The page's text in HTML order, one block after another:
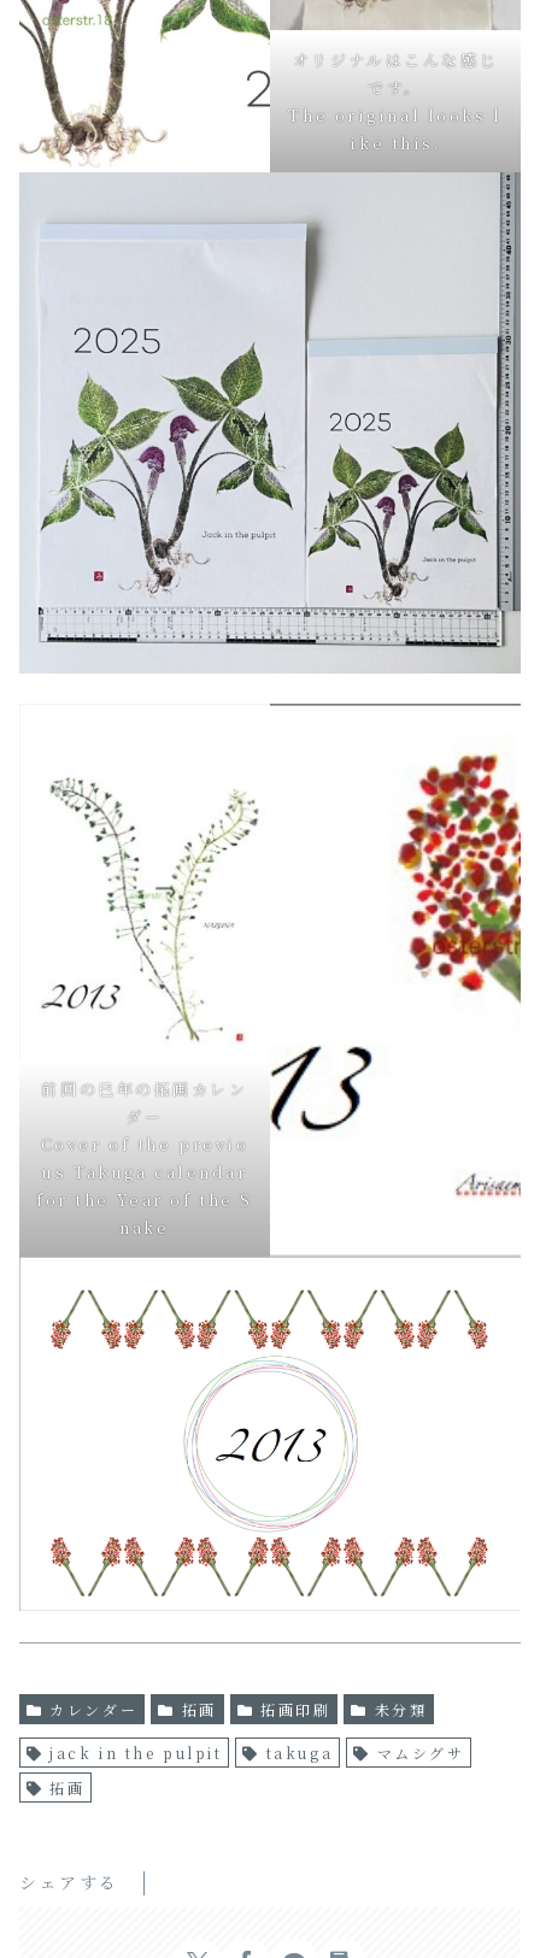
オリジナルはこんな感じ
です。
The original looks l
ike this.
前回の巳年の拓画カレン
ダー
Cover of the previo
us Takuga calendar
for the Year of the S
nake
カレンダー 拓画 拓画印刷 未分類
jack in the pulpit takuga
マムシグサ
拓画
シェアする